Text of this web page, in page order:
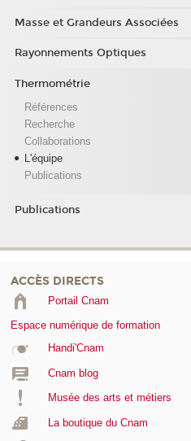
Masse et Grandeurs Associées
Rayonnements Optiques
Thermométrie
Références
Recherche
Collaborations
L'équipe
Publications
Publications
ACCÈS DIRECTS
Portail Cnam
Espace numérique de formation
Handi'Cnam
Cnam blog
Musée des arts et métiers
La boutique du Cnam